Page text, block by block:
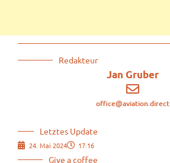
Redakteur
Jan Gruber
office@aviation.direct
Letztes Update
24. Mai 2024 17:16
Give a coffee